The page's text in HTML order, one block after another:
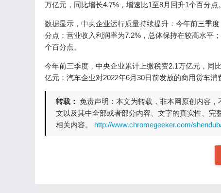
万亿元，同比增长4.7%，增速比1至8月回升1个百分点。
数据显示，中央企业运行质量持续提升：今年前三季
分点；营业收入利润率为7.2%，总体保持在较高水平
个百分点。
今年前三季度，中央企业累计上缴税费2.1万亿元，同
亿元；汽车企业对2022年6月30日前发放的商用货车
转载： 免责声明：本文为转载，非本网原创内容
文以及其中全部或者部分内容、文字的真实性、
相关内容。 http://www.chromegeeker.com/